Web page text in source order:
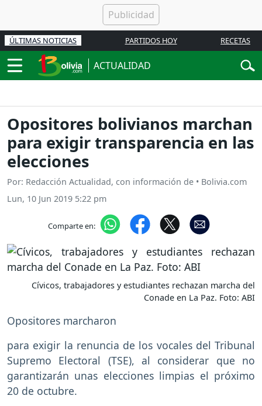
ÚLTIMAS NOTICIAS PARTIDOS HOY RECETAS
ACTUALIDAD
Opositores bolivianos marchan
para exigir transparencia en las
elecciones
Por: Redacción Actualidad, con información de • Bolivia.com
Lun, 10 Jun 2019 5:22 pm
Comparte en:
Cívicos, trabajadores y estudiantes rechazan marcha del
Conade en La Paz. Foto: ABI
Opositores marcharon
para exigir la renuncia de los vocales del Tribunal
Supremo Electoral (TSE), al considerar que no
garantizarán unas elecciones limpias el próximo
20 de octubre.